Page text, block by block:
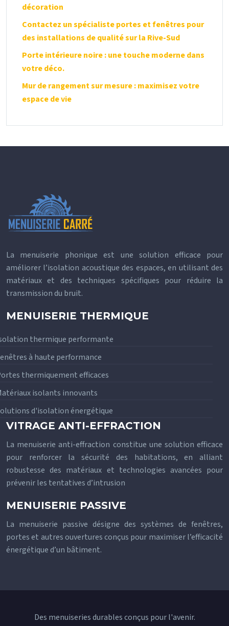
décoration
Contactez un spécialiste portes et fenêtres pour
des installations de qualité sur la Rive-Sud
Porte intérieure noire : une touche moderne dans
votre déco.
Mur de rangement sur mesure : maximisez votre
espace de vie
La menuiserie phonique est une solution efficace pour
améliorer l’isolation acoustique des espaces, en utilisant des
matériaux et des techniques spécifiques pour réduire la
transmission du bruit.
MENUISERIE THERMIQUE
thermique performante
à haute performance
thermiquement efficaces
isolants innovants
d'isolation énergétique
VITRAGE ANTI-EFFRACTION
La menuiserie anti-effraction constitue une solution efficace
pour renforcer la sécurité des habitations, en alliant
robustesse des matériaux et technologies avancées pour
prévenir les tentatives d’intrusion
MENUISERIE PASSIVE
La menuiserie passive désigne des systèmes de fenêtres,
portes et autres ouvertures conçus pour maximiser l’efficacité
énergétique d’un bâtiment.
Des menuiseries durables conçus pour l'avenir.